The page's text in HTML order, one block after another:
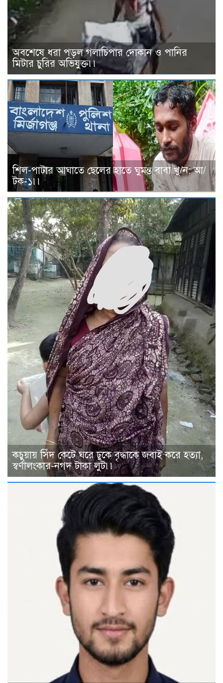
অবশেষে ধরা পড়ল গলাচিপার দোকান ও পানির
মিটার চুরির অভিযুক্ত৷৷
শিল-পাটার আঘাতে ছেলের হাতে ঘুমন্ত বাবা খু/ন: আ/
টক-১৷৷
কচুয়ায় সিঁদ কেটে ঘরে ঢুকে বৃদ্ধাকে জবাই করে হত্যা,
স্বর্ণালংকার-নগদ টাকা লুট৷৷